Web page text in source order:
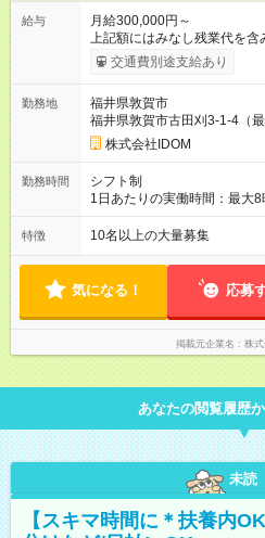
給与
月給300,000円～
上記額にはみなし残業代を含
ます。 みなし残業代 38,266
／月 ◎インセンティブ＋賞与あり！ ◎前職給与・経験を考慮
年1回 ★能力給査定年3回 ★
ティブ（毎月支給／年平均
月収目安55万円、年収650万円～1000
プも応援！＝ 若手のうちか
きるのも当社ならでは。1年
す。 【試用期間】試用期間あり 試用期間の長さ：4ヶ月 雇用形
選べる＝ 『ストアプロ制度
運営を行なう新しい働き方
員としての雇用は引き続き
リスクを抑えながら、より
けられます。
交通費別途支給あり
勤務地
福井県敦賀市
福井県敦賀市古田刈3-1-4（
株式会社IDOM
勤務時間
シフト制
1日あたりの実働時間：最大
00 ★月の平均残業時間は14.5時間！ 「閉店当番制の導入」「小
型店での定休日の設定」「夜
す！今後も前向きに働ける
ください。
特徴 10名以上の大量募集
気になる！ 応募
掲載元企業名 株
あなたの閲覧履歴
未読
【スキマ時間に＊扶養内